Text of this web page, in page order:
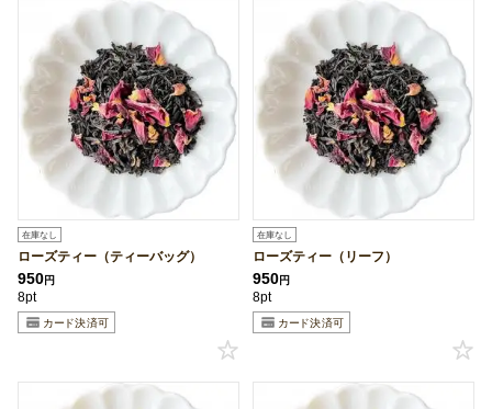
在庫なし
ローズティー（ティーバッグ）
950円
8pt
在庫なし
ローズティー（リーフ）
950円
8pt